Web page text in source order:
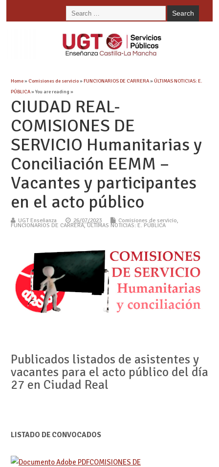
Home» Comisiones de servicio»FUNCIONARIOS DE CARRERA»ÚLTIMAS NOTICIAS: E.
PÚBLICA» You are reading »
CIUDAD REAL-
COMISIONES DE
SERVICIO Humanitarias y
Conciliación EEMM –
Vacantes y participantes
en el acto público
UGT Enseñanza 26/07/2023 Comisiones de servicio,
FUNCIONARIOS DE CARRERA,ÚLTIMAS NOTICIAS: E. PÚBLICA
Publicados listados de asistentes y
vacantes para el acto público del día
27 en Ciudad Real
LISTADO DE CONVOCADOS
COMISIONES DE